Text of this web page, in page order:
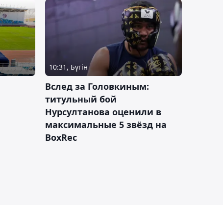
10:31, Бүгін
Вслед за Головкиным:
титульный бой
Нурсултанова оценили в
максимальные 5 звёзд на
BoxRec